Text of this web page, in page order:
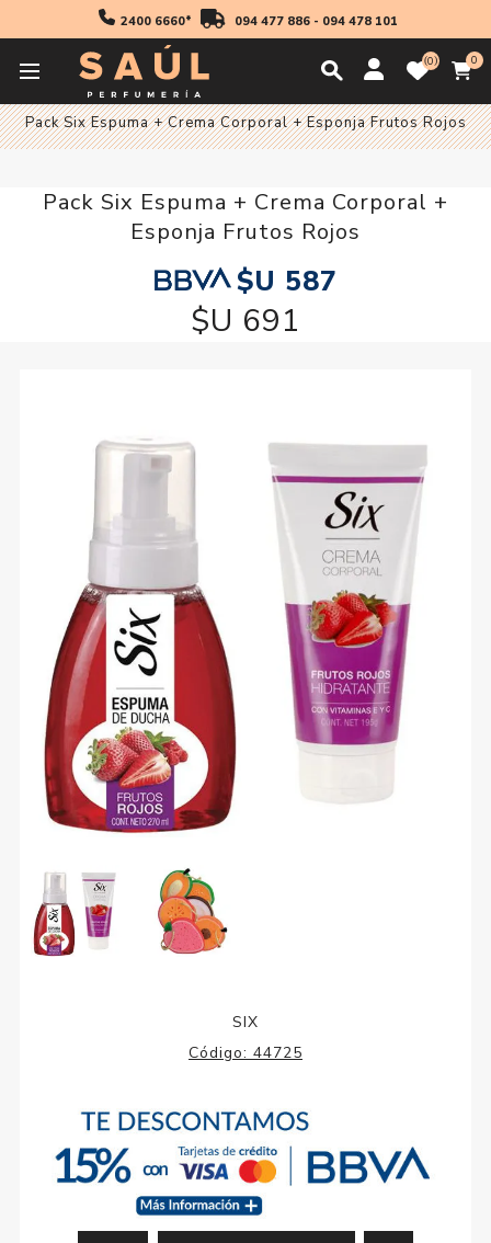
2400 6660* 094 477 886- 094 478 101
0 0
Inicio
Pack Six Espuma + Crema Corporal + Esponja Frutos Rojos
Pack Six Espuma + Crema Corporal +
Esponja Frutos Rojos
$U 587
$U 691
SIX
Código: 44725